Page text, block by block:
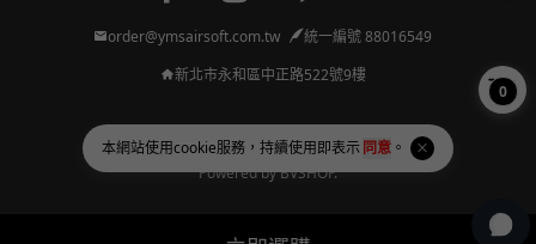
本網站使用cookie服務，持續使用即表示同意 。
order@ymsairsoft.com.tw
統一編號 88016549
新北市永和區中正路522號9樓
Copyright © 2026 亞瑪順國際洋行 All Rights Reserved.
Powered byBVSHOP.
0